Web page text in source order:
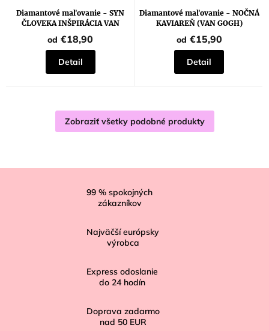
Diamantové maľovanie - SYN
ČLOVEKA INŠPIRÁCIA VAN
GOGHOM
od €18,90
Detail
Diamantové maľovanie - NOČNÁ
KAVIAREŇ (VAN GOGH)
od €15,90
Detail
Zobraziť všetky podobné produkty
99 % spokojných
zákazníkov
Najväčší európsky
výrobca
Express odoslanie
do 24 hodín
Doprava zadarmo
nad 50 EUR